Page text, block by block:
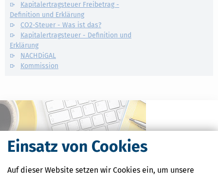
Einsatz von Cookies
Auf dieser Website setzen wir Cookies ein, um unsere
Kapitalertragsteuer Freibetrag -
Definition und Erklärung
CO2-Steuer - Was ist das?
Kapitalertragsteuer - Definition und
Erklärung
NACHDiGAL
Kommission